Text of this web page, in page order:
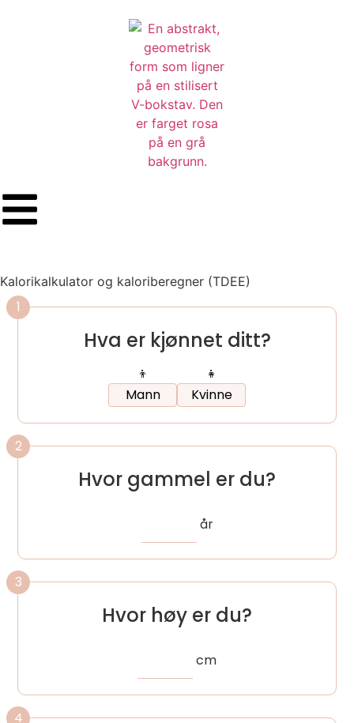
Kalorikalkulator og kaloriberegner (TDEE)
1
Hva er kjønnet ditt?
👦
Mann
👧
Kvinne
2
Hvor gammel er du?
år
3
Hvor høy er du?
cm
4